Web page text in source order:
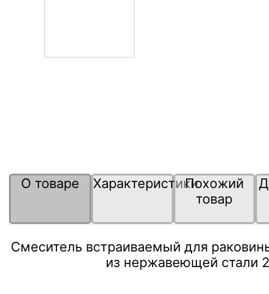
О товаре ХарактеристикиПохожий
товар
Смеситель встраиваемый для
из нержавеющей стали